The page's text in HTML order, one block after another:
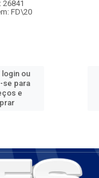
26841
FD\20
login ou
se para
e